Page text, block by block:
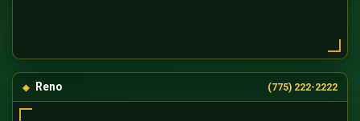
Reno (775) 222-2222